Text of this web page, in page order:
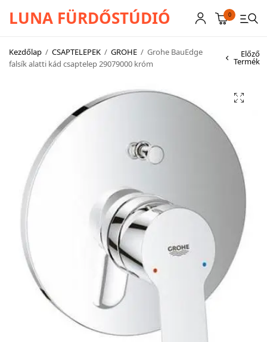
LUNA FÜRDŐSTÚDIÓ 0
Kezdőlap / CSAPTELEPEK / GROHE / Grohe BauEdge
falsík alatti kád csaptelep 29079000 króm
Előző
Termék
SCHWAB
KÁDAK
KABINOK – TÁLCÁK
TOVÁBBI TERMÉKEK
BEMUTATÓTERMÜNK KÉPEKBEN
AKCIÓS TERMÉKEK
Adatvédelem
Garancia érvényesítése